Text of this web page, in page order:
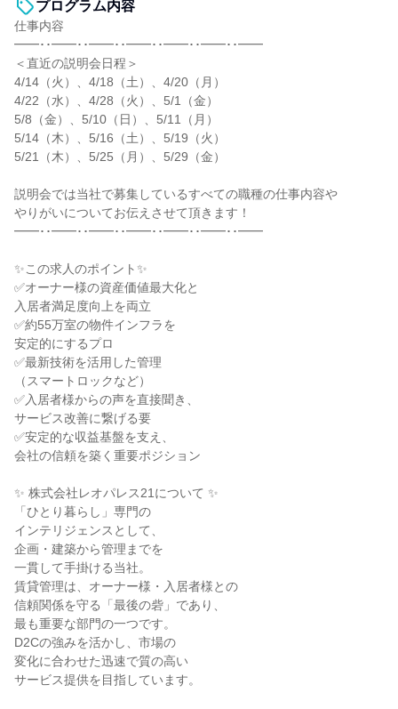
プログラム内容
仕事内容
━━･･━━･･━━･･━━･･━━･･━━･･━━
＜直近の説明会日程＞
4/14（火）、4/18（土）、4/20（月）
4/22（水）、4/28（火）、5/1（金）
5/8（金）、5/10（日）、5/11（月）
5/14（木）、5/16（土）、5/19（火）
5/21（木）、5/25（月）、5/29（金）
説明会では当社で募集しているすべての職種の仕事内容や
やりがいについてお伝えさせて頂きます！
━━･･━━･･━━･･━━･･━━･･━━･･━━
✨この求人のポイント✨
✅オーナー様の資産価値最大化と
入居者満足度向上を両立
✅約55万室の物件インフラを
安定的にするプロ
✅最新技術を活用した管理
（スマートロックなど）
✅入居者様からの声を直接聞き、
サービス改善に繋げる要
✅安定的な収益基盤を支え、
会社の信頼を築く重要ポジション
✨ 株式会社レオパレス21について ✨
「ひとり暮らし」専門の
インテリジェンスとして、
企画・建築から管理までを
一貫して手掛ける当社。
賃貸管理は、オーナー様・入居者様との
信頼関係を守る「最後の砦」であり、
最も重要な部門の一つです。
D2Cの強みを活かし、市場の
変化に合わせた迅速で質の高い
サービス提供を目指しています。